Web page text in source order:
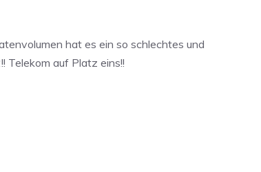
hat es ein so schlechtes und
Telekom auf Platz eins!!